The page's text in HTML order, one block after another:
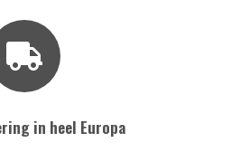
in heel Europa